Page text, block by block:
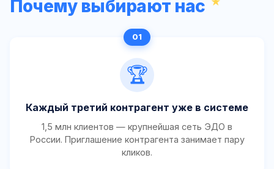
Почему выбирают нас
🏆
Каждый третий контрагент уже в системе
1,5 млн клиентов — крупнейшая сеть ЭДО в
России. Приглашение контрагента занимает пару
кликов.